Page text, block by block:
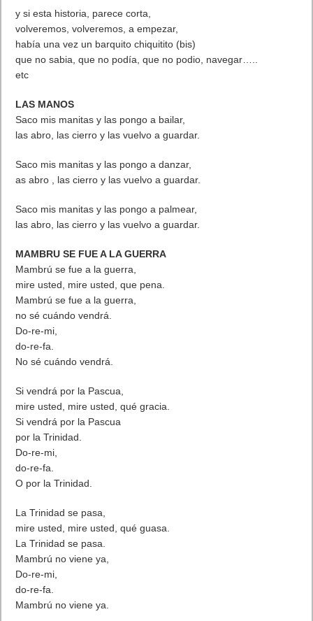
y si esta historia, parece corta,
volveremos, volveremos, a empezar,
había una vez un barquito chiquitito (bis)
que no sabia, que no podía, que no podio, navegar…..
etc
LAS MANOS
Saco mis manitas y las pongo a bailar,
las abro, las cierro y las vuelvo a guardar.
Saco mis manitas y las pongo a danzar,
as abro , las cierro y las vuelvo a guardar.
Saco mis manitas y las pongo a palmear,
las abro, las cierro y las vuelvo a guardar.
MAMBRU SE FUE A LA GUERRA
Mambrú se fue a la guerra,
mire usted, mire usted, que pena.
Mambrú se fue a la guerra,
no sé cuándo vendrá.
Do-re-mi,
do-re-fa.
No sé cuándo vendrá.
Si vendrá por la Pascua,
mire usted, mire usted, qué gracia.
Si vendrá por la Pascua
por la Trinidad.
Do-re-mi,
do-re-fa.
O por la Trinidad.
La Trinidad se pasa,
mire usted, mire usted, qué guasa.
La Trinidad se pasa.
Mambrú no viene ya,
Do-re-mi,
do-re-fa.
Mambrú no viene ya.